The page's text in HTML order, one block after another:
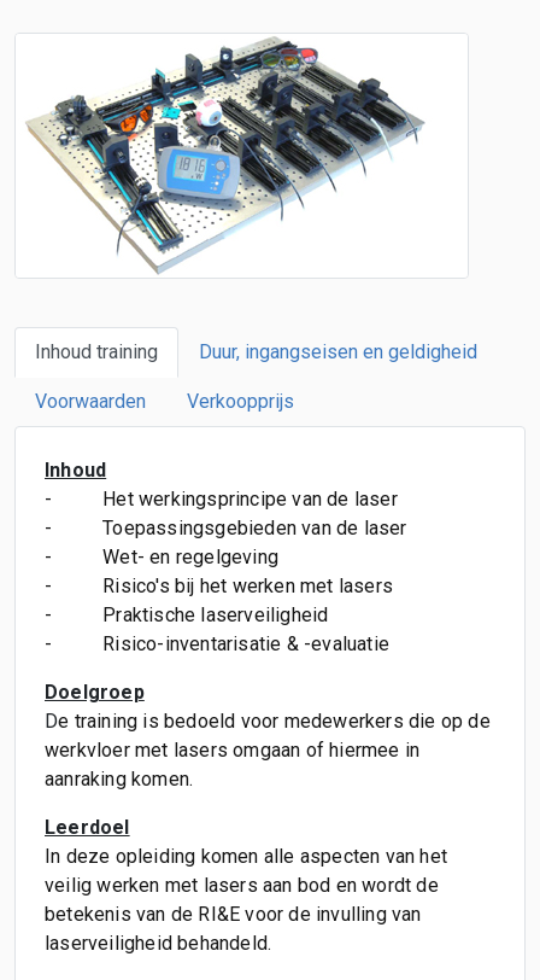
Inhoud training Duur, ingangseisen en geldigheid
Voorwaarden Verkoopprijs
Inhoud
-
Het werkingsprincipe van de laser
-
Toepassingsgebieden van de laser
-
Wet- en regelgeving
-
Risico's bij het werken met lasers
-
Praktische laserveiligheid
-
Risico-inventarisatie & -evaluatie
Doelgroep
De training is bedoeld voor medewerkers die op de
werkvloer met lasers omgaan of hiermee in
aanraking komen.
Leerdoel
In deze opleiding komen alle aspecten van het
veilig werken met lasers aan bod en wordt de
betekenis van de RI&E voor de invulling van
laserveiligheid behandeld.